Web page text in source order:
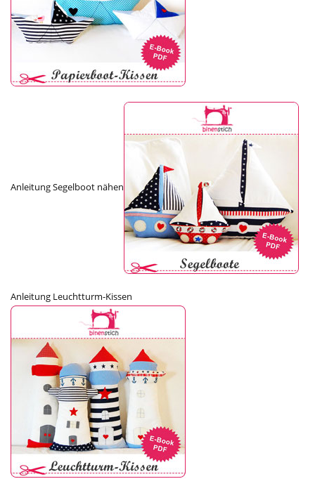
Anleitung Segelboot nähen
Anleitung Leuchtturm-Kissen